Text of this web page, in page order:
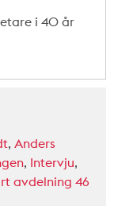
i 40 år
, Anders
, Intervju,
avdelning 46